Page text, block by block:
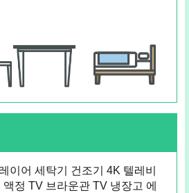
이어 세탁기 건조기 4K 텔레비
정 TV 브라운관 TV 냉장고 에